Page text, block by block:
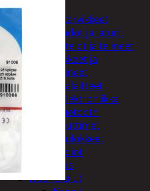
Puhelintarvikkeet
Johdot ja laturit
Kotelot ja telineet
Tv-tarvikkeet ja
seinätelineet
Varavirtalaitteet
Viihde-elektroniikka
Bluetooth
kaiuttimet
Kuulokkeet
Radiot
Koti ja sisustus
Huonekalut